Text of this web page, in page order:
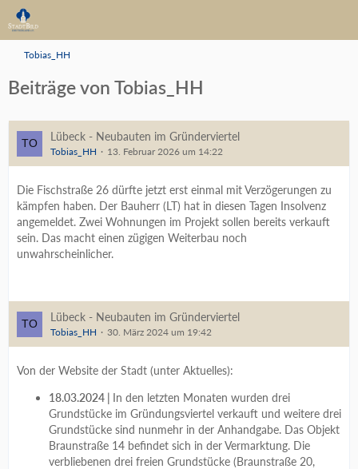
Tobias_HH
Beiträge von Tobias_HH
Lübeck - Neubauten im Gründerviertel
Tobias_HH 13. Februar 2026 um 14:22
Die Fischstraße 26 dürfte jetzt erst einmal mit Verzögerungen zu
kämpfen haben. Der Bauherr (LT) hat in diesen Tagen Insolvenz
angemeldet. Zwei Wohnungen im Projekt sollen bereits verkauft
sein. Das macht einen zügigen Weiterbau noch
unwahrscheinlicher.
Lübeck - Neubauten im Gründerviertel
Tobias_HH 30. März 2024 um 19:42
Von der Website der Stadt (unter Aktuelles):
18.03.2024 | In den letzten Monaten wurden drei
Grundstücke im Gründungsviertel verkauft und weitere drei
Grundstücke sind nunmehr in der Anhandgabe. Das Objekt
Braunstraße 14 befindet sich in der Vermarktung. Die
verbliebenen drei freien Grundstücke (Braunstraße 20,